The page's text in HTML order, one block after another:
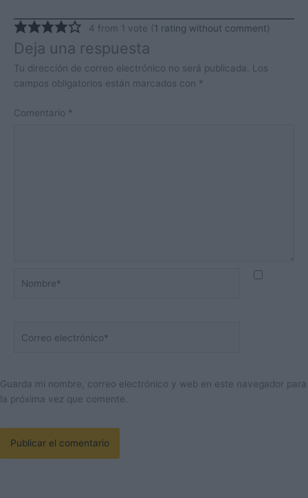
4 from 1 vote (1 rating without comment)
Deja una respuesta
Tu dirección de correo electrónico no será publicada.
Los
campos obligatorios están marcados con *
Comentario *
electrónico*
Guarda mi nombre, correo electrónico y web en este navegador para
la próxima vez que comente.